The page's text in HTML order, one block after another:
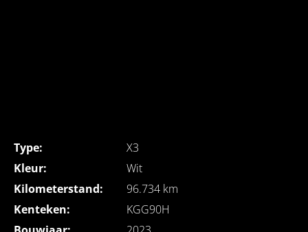
Type:
X3
Kleur:
Wit
Kilometerstand:
96.734 km
Kenteken:
KGG90H